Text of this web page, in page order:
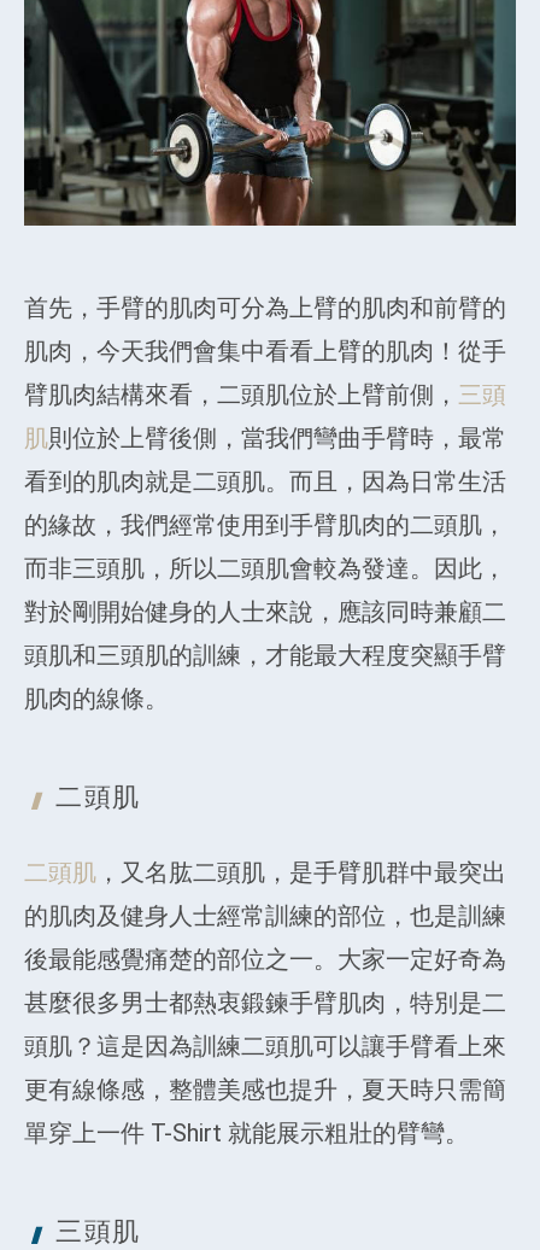
首先，手臂的肌肉可分為上臂的肌肉和前臂的
肌肉，今天我們會集中看看上臂的肌肉！從手
臂肌肉結構來看，二頭肌位於上臂前側， 三頭
肌則位於上臂後側，當我們彎曲手臂時，最常
看到的肌肉就是二頭肌。而且，因為日常生活
的緣故，我們經常使用到手臂肌肉的二頭肌，
而非三頭肌，所以二頭肌會較為發達。因此，
對於剛開始健身的人士來說，應該同時兼顧二
頭肌和三頭肌的訓練，才能最大程度突顯手臂
肌肉的線條。
二頭肌
二頭肌 ，又名肱二頭肌，是手臂肌群中最突出
的肌肉及健身人士經常訓練的部位，也是訓練
後最能感覺痛楚的部位之一。大家一定好奇為
甚麼很多男士都熱衷鍛鍊手臂肌肉，特別是二
頭肌？這是因為訓練二頭肌可以讓手臂看上來
更有線條感，整體美感也提升，夏天時只需簡
單穿上一件 T-Shirt 就能展示粗壯的臂彎。
三頭肌